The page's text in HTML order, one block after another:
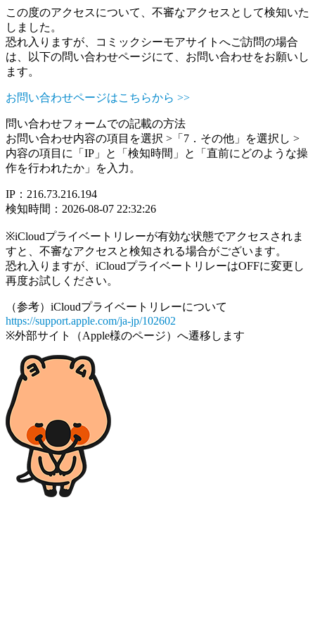
この度のアクセスについて、不審なアクセスとして検知いた
しました。
恐れ入りますが、コミックシーモアサイトへご訪問の場合
は、以下の問い合わせページにて、お問い合わせをお願いし
ます。
お問い合わせページはこちらから >>
問い合わせフォームでの記載の方法
お問い合わせ内容の項目を選択 >「7．その他」を選択し >
内容の項目に「IP」と「検知時間」と「直前にどのような操
作を行われたか」を入力。
IP：216.73.216.194
検知時間：2026-08-07 22:32:26
※iCloudプライベートリレーが有効な状態でアクセスされま
すと、不審なアクセスと検知される場合がございます。
恐れ入りますが、iCloudプライベートリレーはOFFに変更し
再度お試しください。
（参考）iCloudプライベートリレーについて
https://support.apple.com/ja-jp/102602
※外部サイト（Apple様のページ）へ遷移します